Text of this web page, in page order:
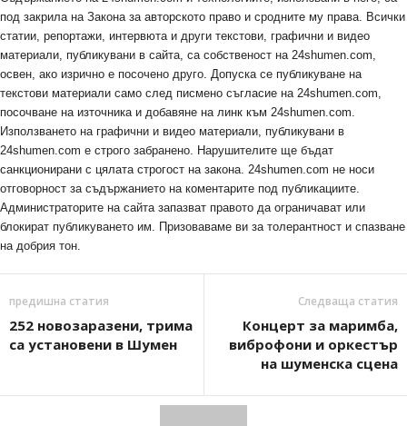
под закрила на Закона за авторското право и сродните му права. Всички
статии, репортажи, интервюта и други текстови, графични и видео
материали, публикувани в сайта, са собственост на 24shumen.com,
освен, ако изрично е посочено друго. Допуска се публикуване на
текстови материали само след писмено съгласие на 24shumen.com,
посочване на източника и добавяне на линк към 24shumen.com.
Използването на графични и видео материали, публикувани в
24shumen.com е строго забранено. Нарушителите ще бъдат
санкционирани с цялата строгост на закона. 24shumen.com не носи
отговорност за съдържанието на коментарите под публикациите.
Администраторите на сайта запазват правото да ограничават или
блокират публикуването им. Призоваваме ви за толерантност и спазване
на добрия тон.
предишна статия
252 новозаразени, трима
са установени в Шумен
Следваща статия
Концерт за маримба,
виброфони и оркестър
на шуменска сцена